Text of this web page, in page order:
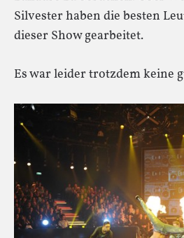
Silvester haben die besten
dieser Show gearbeitet.
Es war leider trotzdem keine